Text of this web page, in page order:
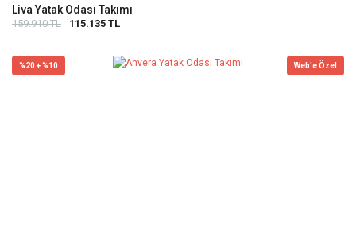
Liva Yatak Odası Takımı
159.910 TL 115.135 TL
%20 + %10 Web'e Özel